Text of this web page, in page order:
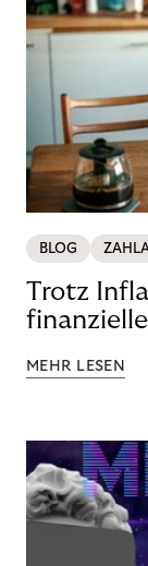
BLOG
Trotz
MEHR LESEN